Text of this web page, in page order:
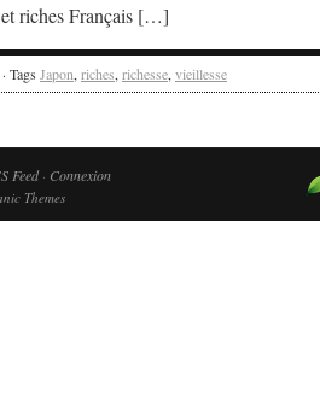
riches Français […]
· Tags Japon, riches, richesse, vieillesse
Feed· Connexion
Themes